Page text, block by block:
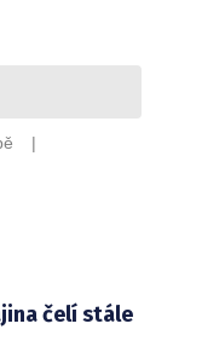
čelí stále